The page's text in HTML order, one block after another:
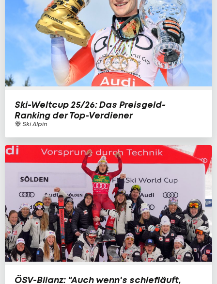
Ski-Weltcup 25/26: Das Preisgeld-
Ranking der Top-Verdiener
Ski Alpin
ÖSV-Bilanz: "Auch wenn's schiefläuft,